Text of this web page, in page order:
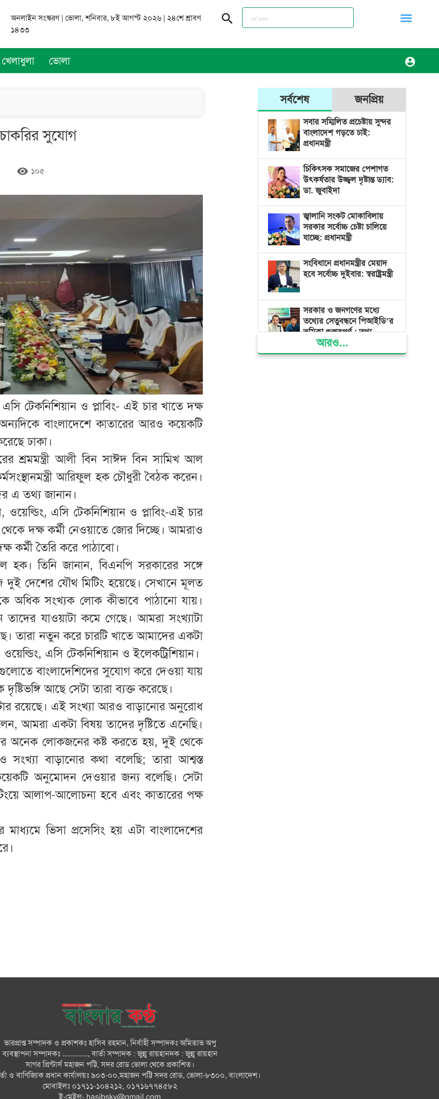
অনলাইন সংস্করণ | ভোলা, শনিবার, ৮ই আগস্ট ২০২৬ | ২৪শে শ্রাবণ
১৪৩৩
search menu
account_circle
খেলাধুলা ভোলা
সুযোগ
remove_red_eye ১০৫
টেকনিশিয়ান ও প্লাবিং- এই চার খাতে দক্ষ
বাংলাদেশে কাতারের আরও কয়েকটি
ঢাকা।
শ্রমমন্ত্রী আলী বিন সাঈদ বিন সামিখ আল
আরিফুল হক চৌধুরী বৈঠক করেন।
এ তথ্য জানান।
এসি টেকনিশিয়ান ও প্লাবিং-এই চার
দক্ষ কর্মী নেওয়াতে জোর দিচ্ছে। আমরাও
কর্মী তৈরি করে পাঠাবো।
হক। তিনি জানান, বিএনপি সরকারের সঙ্গে
দুই দেশের যৌথ মিটিং হয়েছে। সেখানে মূলত
অধিক সংখ্যক লোক কীভাবে পাঠানো যায়।
যাওয়াটা কমে গেছে। আমরা সংখ্যাটা
তারা নতুন করে চারটি খাতে আমাদের একটা
এসি টেকনিশিয়ান ও ইলেকট্রিশিয়ান।
বাংলাদেশিদের সুযোগ করে দেওয়া যায়
আছে সেটা তারা ব্যক্ত করেছে।
রয়েছে। এই সংখ্যা আরও বাড়ানোর অনুরোধ
আমরা একটা বিষয় তাদের দৃষ্টিতে এনেছি।
অনেক লোকজনের কষ্ট করতে হয়, দুই থেকে
বাড়ানোর কথা বলেছি; তারা আশ্বস্ত
অনুমোদন দেওয়ার জন্য বলেছি। সেটা
আলাপ-আলোচনা হবে এবং কাতারের পক্ষ
ভিসা প্রসেসিং হয় এটা বাংলাদেশের
সর্বশেষ জনপ্রিয়
সবার সম্মিলিত প্রচেষ্টায় সুন্দর
বাংলাদেশ গড়তে চাই:
প্রধানমন্ত্রী
চিকিৎসক সমাজের পেশাগত
উৎকর্ষতার উজ্জ্বল দৃষ্টান্ত ড্যাব:
ডা. জুবাইদা
জ্বালানি সংকট মোকাবিলায়
সরকার সর্বোচ্চ চেষ্টা চালিয়ে
যাচ্ছে: প্রধানমন্ত্রী
সংবিধানে প্রধানমন্ত্রীর মেয়াদ
হবে সর্বোচ্চ দুইবার: স্বরাষ্ট্রমন্ত্রী
সরকার ও জনগণের মধ্যে
তথ্যের সেতুবন্ধনে পিআইডি’র
ভূমিকা গুরুত্বপূর্ণ : তথ্য
প্রতিমন্ত্রী
আরও...
ভারপ্রাপ্ত সম্পাদক ও প্রকাশকঃ হাসিব রহমান, নির্বাহী সম্পাদকঃ অমিতাভ অপু
ব্যবস্থাপনা সম্পাদকঃ ............., বার্তা সম্পাদক : জুন্নু রায়হানদক : জুন্নু রায়হান
সাগর প্রিন্টার্স মহাজন পট্টি, সদর রোড ভোলা থেকে প্রকাশিত।
ও বাণিজ্যিক প্রধান কার্যালয়ঃ ৯০৩-০০,মহাজন পট্টি সদর রোড, ভোলা-৮৩০০, বাংলাদেশ।
মোবাইলঃ ০১৭১১-১০৪২১২, ০১৭১৬৭৭৪৫৮২
ই-মেইল- hasibsky@gmail.com